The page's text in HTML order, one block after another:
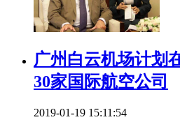
广州白云机场计划
30家国际航空公司
2019-01-19 15:11:54